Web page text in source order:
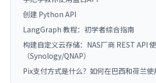
创建 Python API
LangGraph 教程：初学者综合指南
构建自定义云存储：NAS厂商 REST API
（Synology/QNAP）
Pix支付方式是什么？如何在巴西和荷兰使